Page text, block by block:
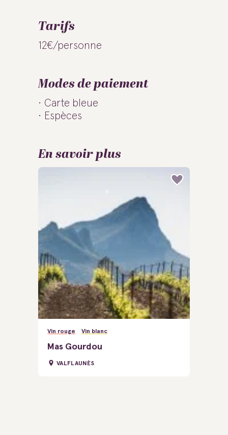
Tarifs
12€/personne
Modes de paiement
Carte bleue
Espèces
En savoir plus
Vin rouge Vin blanc
Mas Gourdou
VALFLAUNÈS